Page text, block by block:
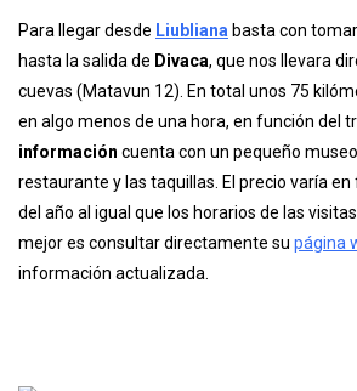
Para llegar desde Liubliana basta con
hasta la salida de Divaca, que nos llevara
cuevas (Matavun 12). En total unos 75
en algo menos de una hora, en función del
información cuenta con un pequeño
restaurante y las taquillas. El precio varía
del año al igual que los horarios de las
mejor es consultar directamente su página
información actualizada.